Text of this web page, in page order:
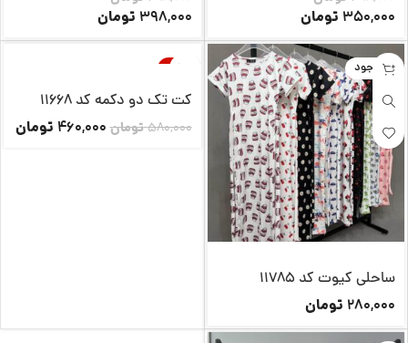
350,000 تومان 398,000 تومان
ناموجود
ساحلی کیوت کد 11785
280,000 تومان
-21%
ناموجود
کت تک دو دکمه کد 11668
580,000تومان460,000 تومان